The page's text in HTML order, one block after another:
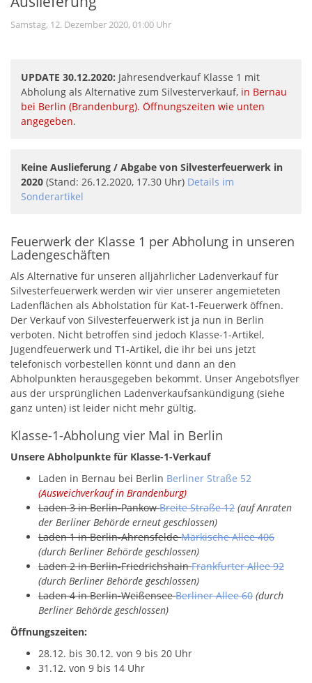
Samstag, 12. Dezember 2020, 01:00 Uhr
UPDATE 30.12.2020: Jahresendverkauf Klasse 1 mit
Abholung als Alternative zum Silvesterverkauf, in Bernau
bei Berlin (Brandenburg). Öffnungszeiten wie unten
angegeben.
Keine Auslieferung / Abgabe von Silvesterfeuerwerk in
2020 (Stand: 26.12.2020, 17.30 Uhr) Details im
Sonderartikel
Feuerwerk der Klasse 1 per Abholung in unseren
Ladengeschäften
Als Alternative für unseren alljährlicher Ladenverkauf für
Silvesterfeuerwerk werden wir vier unserer angemieteten
Ladenflächen als Abholstation für Kat-1-Feuerwerk öffnen.
Der Verkauf von Silvesterfeuerwerk ist ja nun in Berlin
verboten. Nicht betroffen sind jedoch Klasse-1-Artikel,
Jugendfeuerwerk und T1-Artikel, die ihr bei uns jetzt
telefonisch vorbestellen könnt und dann an den
Abholpunkten herausgegeben bekommt. Unser Angebotsflyer
aus der ursprünglichen Ladenverkaufsankündigung (siehe
ganz unten) ist leider nicht mehr gültig.
Klasse-1-Abholung vier Mal in Berlin
Unsere Abholpunkte für Klasse-1-Verkauf
Laden in Bernau bei Berlin Berliner Straße 52
(Ausweichverkauf in Brandenburg)
Laden 3 in Berlin-PankowBreite Straße 12 (auf Anraten
der Berliner Behörde erneut geschlossen)
Laden 1 in Berlin-AhrensfeldeMärkische Allee 406
(durch Berliner Behörde geschlossen)
Laden 2 in Berlin-FriedrichshainFrankfurter Allee 92
(durch Berliner Behörde geschlossen)
Laden 4 in Berlin-WeißenseeBerliner Allee 60 (durch
Berliner Behörde geschlossen)
Öffnungszeiten:
28.12. bis 30.12. von 9 bis 20 Uhr
31.12. von 9 bis 14 Uhr